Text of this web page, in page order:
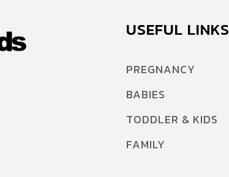
USEFUL LINKS
PREGNANCY
BABIES
TODDLER & KIDS
FAMILY